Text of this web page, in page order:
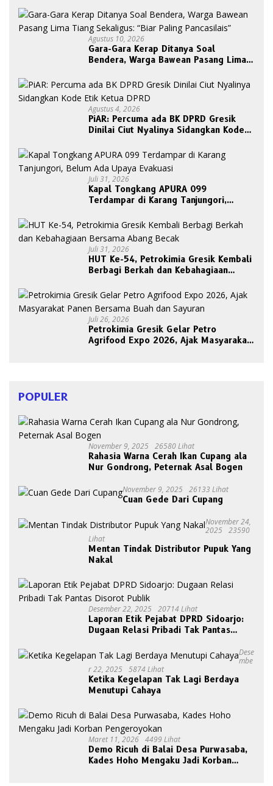
Agustus 10, 2026
Gara-Gara Kerap Ditanya Soal
Bendera, Warga Bawean Pasang Lima
Pancasilais”
Agustus 4, 2026
PiAR: Percuma ada BK DPRD Gresik
Dinilai Ciut Nyalinya Sidangkan Kode
Juli 31, 2026
Kapal Tongkang APURA 099
Terdampar di Karang Tanjungori,
Juli 31, 2026
HUT Ke-54, Petrokimia Gresik Kembali
Berbagi Berkah dan Kebahagiaan
Juli 26, 2026
Petrokimia Gresik Gelar Petro
Agrifood Expo 2026, Ajak Masyarakat
POPULER
November 9, 2025 26580 Lihat
Rahasia Warna Cerah Ikan Cupang ala
Nur Gondrong, Peternak Asal Bogen
November 9, 2025 26133 Lihat
Cuan Gede Dari Cupang
November 24,
2025 23590
Lihat
Mentan Tindak Distributor Pupuk Yang
Nakal
Desember 22, 2025 20714 Lihat
Laporan Etik Pejabat DPRD Sidoarjo:
Dugaan Relasi Pribadi Tak Pantas
Dese
Mbe
R 22, 2025 5874 Lihat
Ketika Kegelapan Tak Lagi Berdaya
Menutupi Cahaya
Maret 11, 2026 4499 Lihat
Demo Ricuh di Balai Desa Purwasaba,
Kades Hoho Mengaku Jadi Korban